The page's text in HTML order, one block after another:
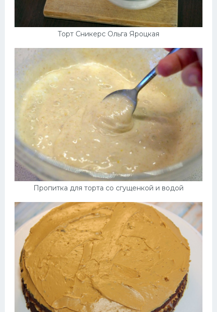
Торт Сникерс Ольга Яроцкая
Пропитка для торта со сгущенкой и водой